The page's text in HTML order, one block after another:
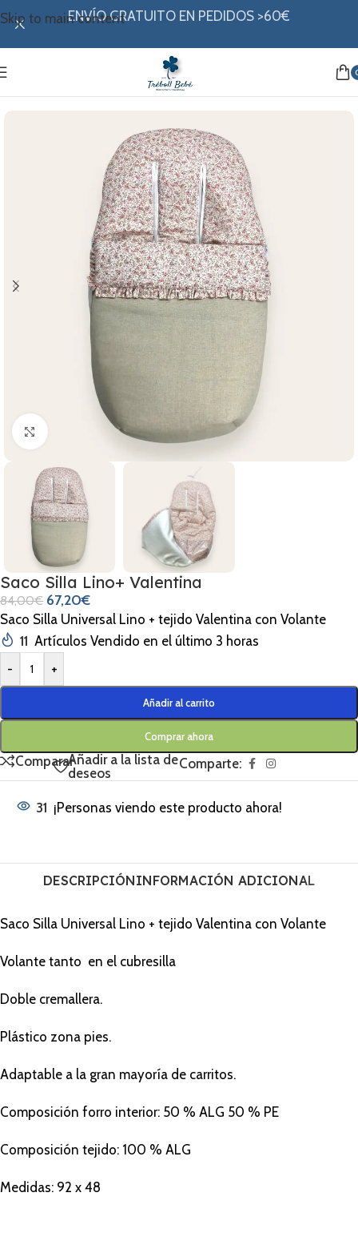
Skip to main contentENVÍO GRATUITO EN PEDIDOS >60€
Sacos universales
Clic para ampliar
Saco Silla Lino+ Valentina
84,00€ 67,20€
Saco Silla Universal Lino + tejido Valentina con Volante
11 Artículos Vendido en el último 3 horas
-
+
Añadir al carrito
Comprar ahora
CompararAñadir a la lista de
deseos
Comparte:
31 ¡Personas viendo este producto ahora!
DESCRIPCIÓNINFORMACIÓN ADICIONAL
Saco Silla Universal Lino + tejido Valentina con Volante
Volante tanto en el cubresilla
Doble cremallera.
Plástico zona pies.
Adaptable a la gran mayoría de carritos.
Composición forro interior: 50 % ALG 50 % PE
Composición tejido: 100 % ALG
Medidas: 92 x 48